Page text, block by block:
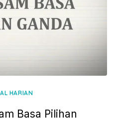
HARIAN
Basa Pilihan